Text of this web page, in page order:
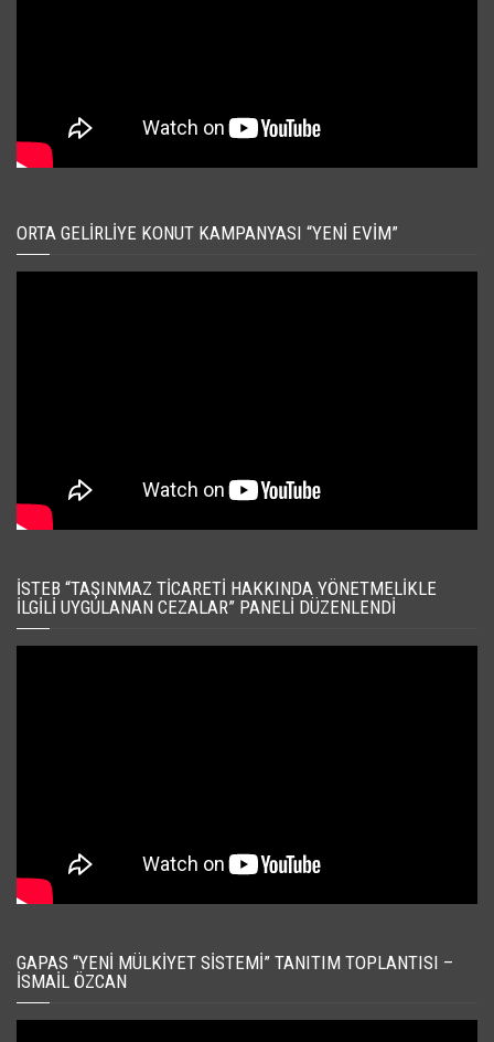
ORTA GELIRLIYE KONUT KAMPANYASI “YENI EVIM”
İSTEB “TAŞINMAZ TICARETI HAKKINDA YÖNETMELIKLE
İLGILI UYGULANAN CEZALAR” PANELI DÜZENLENDI
GAPAS “YENI MÜLKIYET SISTEMI” TANITIM TOPLANTISI –
İSMAIL ÖZCAN